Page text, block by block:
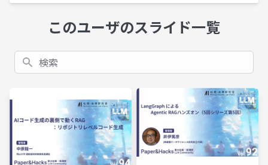
このユーザのスライド一覧
検索